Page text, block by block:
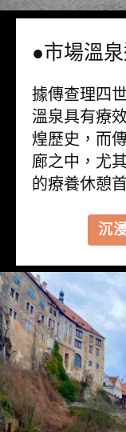
●市場溫
據傳查理四
溫泉具有療
煌歷史，而
廊之中，尤
的療養休憩
沉